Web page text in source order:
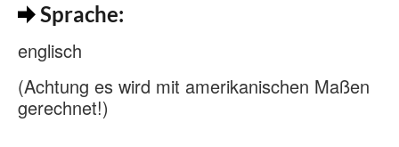
Sprache:
englisch
(Achtung es wird mit amerikanischen Maßen
gerechnet!)